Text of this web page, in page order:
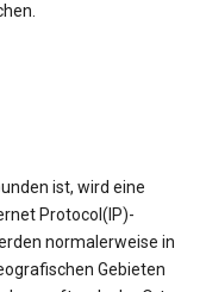
ist, wird eine
Protocol(IP)-
normalerweise in
Gebieten